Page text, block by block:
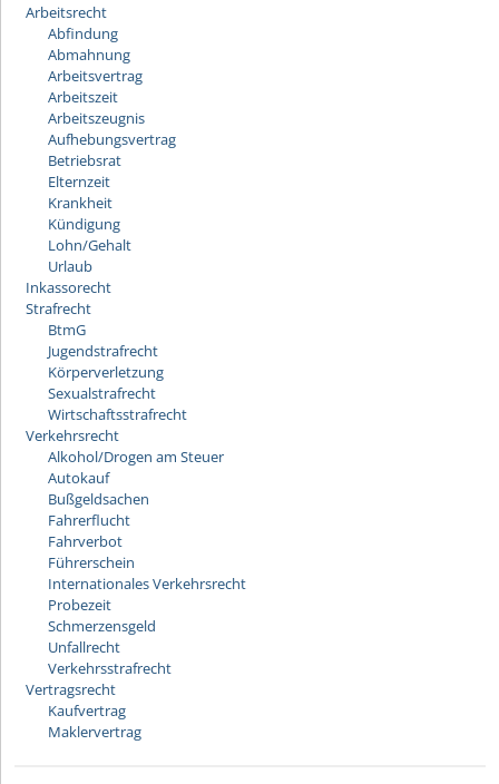
Arbeitsrecht
Abfindung
Abmahnung
Arbeitsvertrag
Arbeitszeit
Arbeitszeugnis
Aufhebungsvertrag
Betriebsrat
Elternzeit
Krankheit
Kündigung
Lohn/Gehalt
Urlaub
Inkassorecht
Strafrecht
BtmG
Jugendstrafrecht
Körperverletzung
Sexualstrafrecht
Wirtschaftsstrafrecht
Verkehrsrecht
Alkohol/Drogen am Steuer
Autokauf
Bußgeldsachen
Fahrerflucht
Fahrverbot
Führerschein
Internationales Verkehrsrecht
Probezeit
Schmerzensgeld
Unfallrecht
Verkehrsstrafrecht
Vertragsrecht
Kaufvertrag
Maklervertrag